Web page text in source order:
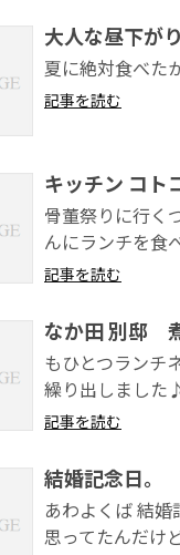
大人な昼下がり
夏に絶対食べた
記事を読む
キッチン コト
骨董祭りに行く
んにランチを食
記事を読む
なか田 別邸
もひとつランチ
繰り出しました
記事を読む
結婚記念日。
あわよくば 結
思ってたんだけ